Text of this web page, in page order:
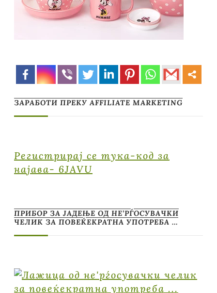
ЗАРАБОТИ ПРЕКУ AFFILIATE MARKETING
Регистрирај се тука-код за
најава- 6JAVU
ПРИБОР ЗА ЈАДЕЊЕ ОД НЕ’РЃОСУВАЧКИ
ЧЕЛИК ЗА ПОВЕЌЕКРАТНА УПОТРЕБА …